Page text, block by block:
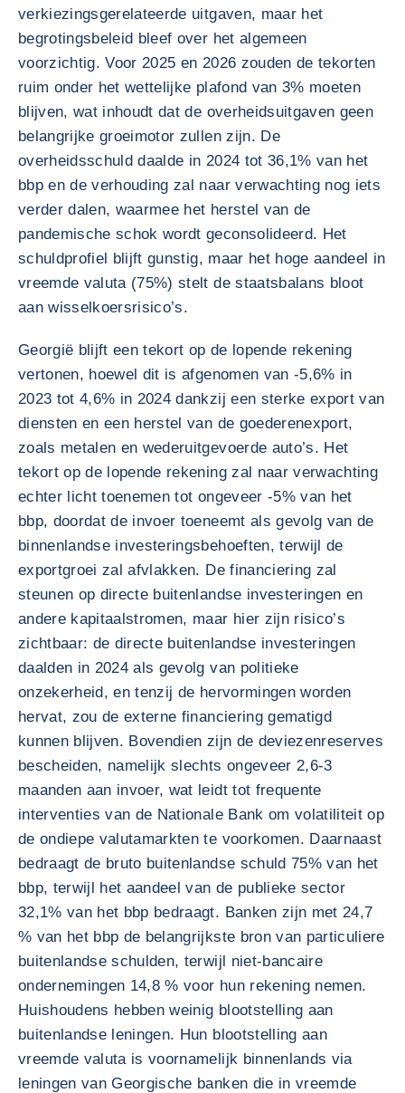
verkiezingsgerelateerde uitgaven, maar het
begrotingsbeleid bleef over het algemeen
voorzichtig. Voor 2025 en 2026 zouden de tekorten
ruim onder het wettelijke plafond van 3% moeten
blijven, wat inhoudt dat de overheidsuitgaven geen
belangrijke groeimotor zullen zijn. De
overheidsschuld daalde in 2024 tot 36,1% van het
bbp en de verhouding zal naar verwachting nog iets
verder dalen, waarmee het herstel van de
pandemische schok wordt geconsolideerd. Het
schuldprofiel blijft gunstig, maar het hoge aandeel in
vreemde valuta (75%) stelt de staatsbalans bloot
aan wisselkoersrisico’s.
Georgië blijft een tekort op de lopende rekening
vertonen, hoewel dit is afgenomen van -5,6% in
2023 tot 4,6% in 2024 dankzij een sterke export van
diensten en een herstel van de goederenexport,
zoals metalen en wederuitgevoerde auto’s. Het
tekort op de lopende rekening zal naar verwachting
echter licht toenemen tot ongeveer -5% van het
bbp, doordat de invoer toeneemt als gevolg van de
binnenlandse investeringsbehoeften, terwijl de
exportgroei zal afvlakken. De financiering zal
steunen op directe buitenlandse investeringen en
andere kapitaalstromen, maar hier zijn risico’s
zichtbaar: de directe buitenlandse investeringen
daalden in 2024 als gevolg van politieke
onzekerheid, en tenzij de hervormingen worden
hervat, zou de externe financiering gematigd
kunnen blijven. Bovendien zijn de deviezenreserves
bescheiden, namelijk slechts ongeveer 2,6-3
maanden aan invoer, wat leidt tot frequente
interventies van de Nationale Bank om volatiliteit op
de ondiepe valutamarkten te voorkomen. Daarnaast
bedraagt de bruto buitenlandse schuld 75% van het
bbp, terwijl het aandeel van de publieke sector
32,1% van het bbp bedraagt. Banken zijn met 24,7
% van het bbp de belangrijkste bron van particuliere
buitenlandse schulden, terwijl niet-bancaire
ondernemingen 14,8 % voor hun rekening nemen.
Huishoudens hebben weinig blootstelling aan
buitenlandse leningen. Hun blootstelling aan
vreemde valuta is voornamelijk binnenlands via
leningen van Georgische banken die in vreemde